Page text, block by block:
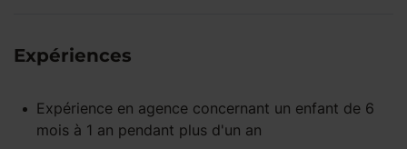
Expériences
Expérience en agence concernant un enfant de 6
mois à 1 an pendant plus d'un an